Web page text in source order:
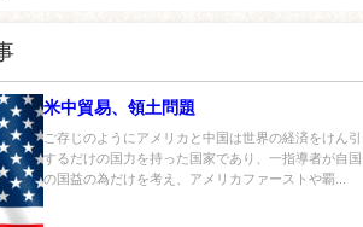
米中貿易、領土問題
ご存じのようにアメリカと中国は世界の経済をけん引
するだけの国力を持った国家であり、一指導者が自国
の国益の為だけを考え、アメリカファーストや覇...